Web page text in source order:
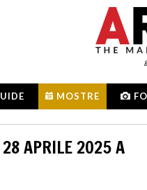
MOSTRE
28 APRILE 2025 A